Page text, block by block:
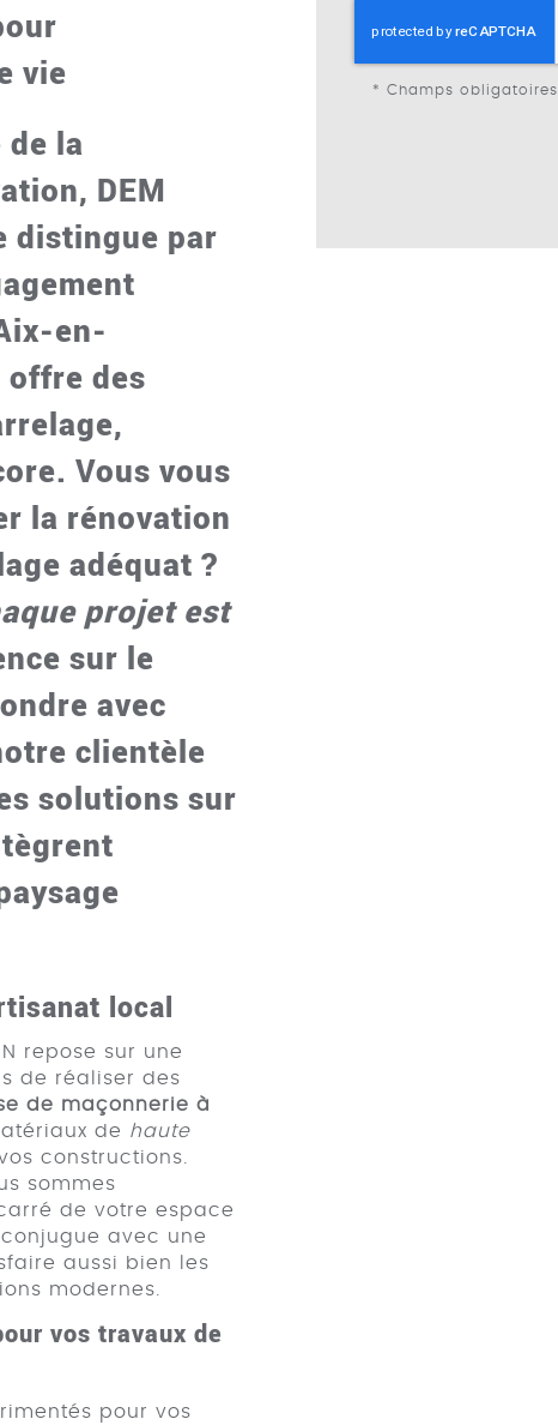
vie
de la
DEM
distingue par
en-
offre des
Vous vous
la rénovation
adéquat ?
projet est
sur le
avec
clientèle
solutions sur
local
repose sur une
de réaliser des
de maçonnerie à
de haute
constructions.
sommes
de votre espace
avec une
aussi bien les
modernes.
vos travaux de
pour vos
* Champs obligatoires